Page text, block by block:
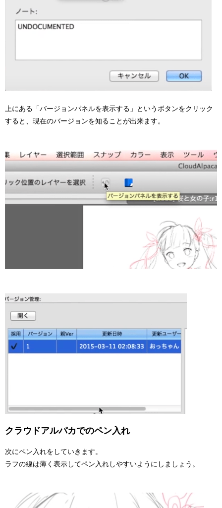
上にある「バージョンパネルを表示する」というボタンをクリック
すると、現在のバージョンを知ることが出来ます。
クラウドアルパカでのペン入れ
次にペン入れをしていきます。
ラフの線は薄く表示してペン入れしやすいようにしましょう。